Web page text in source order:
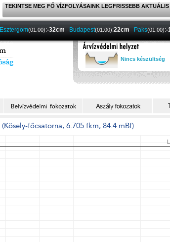
TEKINTSE MEG FŐ VÍZFOLYÁSAINK LEGFRISSEBB
Esztergom(01:00):-32cm Budapest(01:00):22cm Paks(01:00):-
Nincs készültség